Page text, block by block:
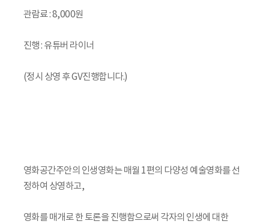
관람료 : 8,000원
진행 : 유튜버 라이너
(정시 상영 후 GV진행합니다.)
영화공간주안의 인생영화는 매월 1편의 다양성 예술영화를 선
정하여 상영하고,
영화를 매개로 한 토론을 진행함으로써 각자의 인생에 대한